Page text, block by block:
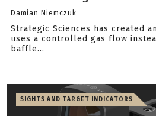
Damian Niemczuk
Strategic Sciences has created
uses a controlled gas flow
baffle...
SIGHTS AND TARGET INDICATORS